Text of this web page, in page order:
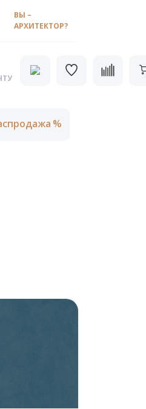
ВЫ –
АРХИТЕКТОР?